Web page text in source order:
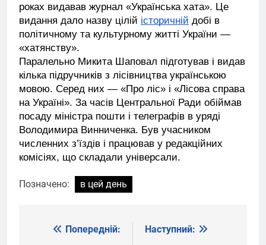
роках видавав журнал «Українська хата». Це
видання дало назву цілій історичній добі в
політичному та культурному житті України —
«хатянству».
Паралельно Микита Шаповал підготував і видав
кілька підручників з лісівництва українською
мовою. Серед них — «Про ліс» і «Лісова справа
на Україні». За часів Центральної Ради обіймав
посаду міністра пошти і телеграфів в уряді
Володимира Винниченка. Був учасником
численних з’їздів і працював у редакційних
комісіях, що складали універсали.
Позначено: в цей день
НавігаціяПопередній:
Наступний: